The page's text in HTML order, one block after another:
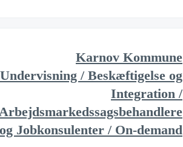
Karnov Kommune
Undervisning / Beskæftigelse og
Integration /
og Jobkonsulenter / On-demand